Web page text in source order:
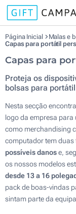
Página Inicial
Malas e
Capas para portátil
Capas para
Proteja os
bolsas para
Nesta secção
logo da empresa
como merchandising
computador tem duas
possíveis danose,
os nossos modelos
desde 13 a 16
pack de boas-vindas
sintam parte da